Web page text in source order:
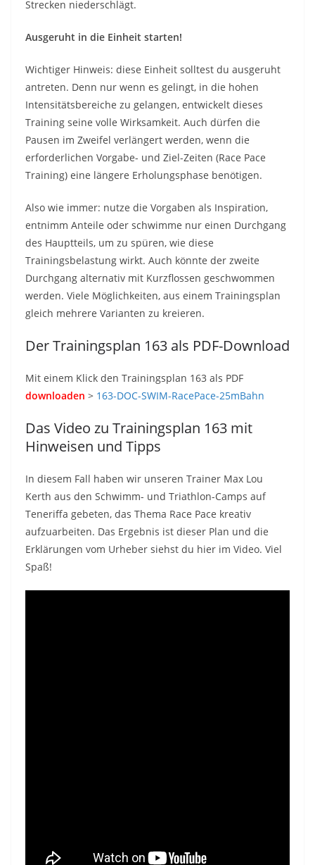
Strecken niederschlägt.
Ausgeruht in die Einheit starten!
Wichtiger Hinweis: diese Einheit solltest du ausgeruht
antreten. Denn nur wenn es gelingt, in die hohen
Intensitätsbereiche zu gelangen, entwickelt dieses
Training seine volle Wirksamkeit. Auch dürfen die
Pausen im Zweifel verlängert werden, wenn die
erforderlichen Vorgabe- und Ziel-Zeiten (Race Pace
Training) eine längere Erholungsphase benötigen.
Also wie immer: nutze die Vorgaben als Inspiration,
entnimm Anteile oder schwimme nur einen Durchgang
des Hauptteils, um zu spüren, wie diese
Trainingsbelastung wirkt. Auch könnte der zweite
Durchgang alternativ mit Kurzflossen geschwommen
werden. Viele Möglichkeiten, aus einem Trainingsplan
gleich mehrere Varianten zu kreieren.
Der Trainingsplan 163 als PDF-Download
Mit einem Klick den Trainingsplan 163 als PDF
downloaden > 163-DOC-SWIM-RacePace-25mBahn
Das Video zu Trainingsplan 163 mit
Hinweisen und Tipps
In diesem Fall haben wir unseren Trainer Max Lou
Kerth aus den Schwimm- und Triathlon-Camps auf
Teneriffa gebeten, das Thema Race Pace kreativ
aufzuarbeiten. Das Ergebnis ist dieser Plan und die
Erklärungen vom Urheber siehst du hier im Video. Viel
Spaß!